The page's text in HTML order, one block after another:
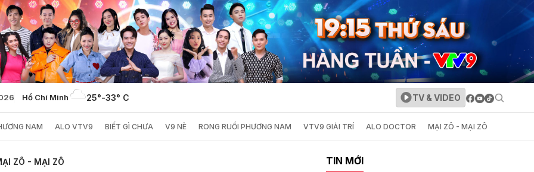
Hồ Chí Minh 25°-33° C TV & VIDEO
NAM ALO VTV9 BIẾT GÌ CHƯA V9 NÈ RONG RUỔI PHƯƠNG NAM VTV9 GIẢI TRÍ ALO DOCTOR MẠI ZÔ - MẠI ZÔ
ZÔ - MẠI ZÔ TIN MỚI